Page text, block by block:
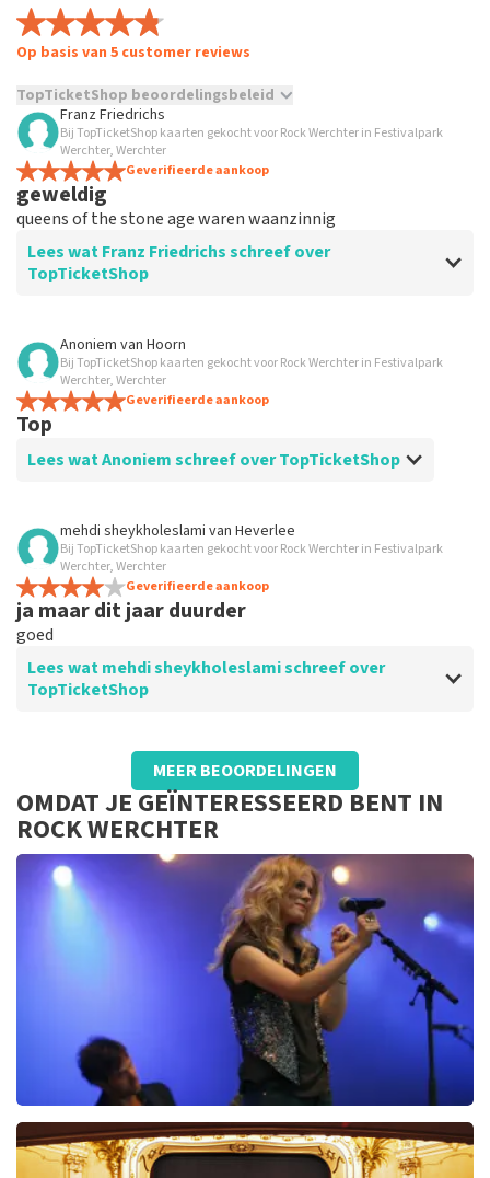
Op basis van 5 customer reviews
TopTicketShop beoordelingsbeleid
TopTicketShop verzamelt reviews van echte klanten. Het is
niet mogelijk om een review achter te laten als je geen
tickets hebt aangeschaft bij TopTicketShop. Reviews met
grof taalgebruik en/of onwaarheden worden niet geplaatst.
Het kan enkele weken duren voordat een review wordt
geplaatst.
Franz Friedrichs
Bij TopTicketShop kaarten gekocht voor Rock Werchter in Festivalpark
Werchter, Werchter
Geverifieerde aankoop
geweldig
queens of the stone age waren waanzinnig
Lees wat Franz Friedrichs schreef over
TopTicketShop
Beoordeling van Franz Friedrichs over
zeer goed
werkt echt heel erg goed prima zaak
Anoniem van Hoorn
Bij TopTicketShop kaarten gekocht voor Rock Werchter in Festivalpark
Werchter, Werchter
Geverifieerde aankoop
Top
Lees wat Anoniem schreef over TopTicketShop
Beoordeling van Anoniem over TopTicketShop
Uitstekend
mehdi sheykholeslami van Heverlee
Bij TopTicketShop kaarten gekocht voor Rock Werchter in Festivalpark
Werchter, Werchter
Geverifieerde aankoop
ja maar dit jaar duurder
goed
Lees wat mehdi sheykholeslami schreef over
TopTicketShop
Beoordeling van mehdi sheykholeslami overTopTicketShop
heel tevereden
prima
MEER BEOORDELINGEN
OMDAT JE GEÏNTERESSEERD BENT IN
ROCK WERCHTER
Ilse DeLange